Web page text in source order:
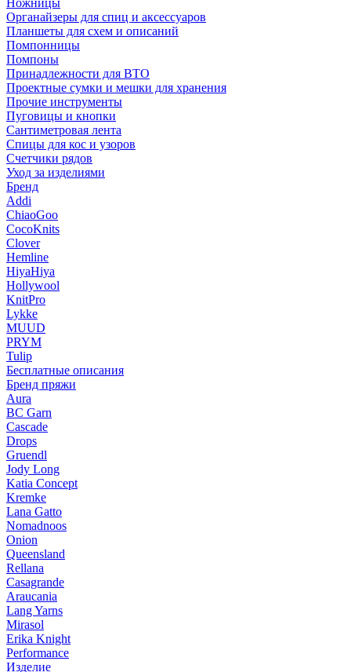
Ножницы
Органайзеры для спиц и аксессуаров
Планшеты для схем и описаний
Помпонницы
Помпоны
Принадлежности для ВТО
Проектные сумки и мешки для хранения
Прочие инструменты
Пуговицы и кнопки
Сантиметровая лента
Спицы для кос и узоров
Счетчики рядов
Уход за изделиями
Бренд
Addi
ChiaoGoo
CocoKnits
Clover
Hemline
HiyaHiya
Hollywool
KnitPro
Lykke
MUUD
PRYM
Tulip
Бесплатные описания
Бренд пряжи
Aura
BC Garn
Cascade
Drops
Gruendl
Jody Long
Katia Concept
Kremke
Lana Gatto
Nomadnoos
Onion
Queensland
Rellana
Casagrande
Araucania
Lang Yarns
Mirasol
Erika Knight
Performance
Изделие